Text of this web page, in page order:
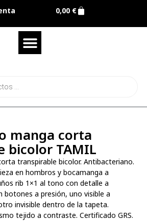
0,00 €
manga corta
bicolor TAMIL
transpirable bicolor. Antibacteriano.
en hombros y bocamanga a
rib 1×1 al tono con detalle a
botones a presión, uno visible a
invisible dentro de la tapeta.
tejido a contraste. Certificado GRS.